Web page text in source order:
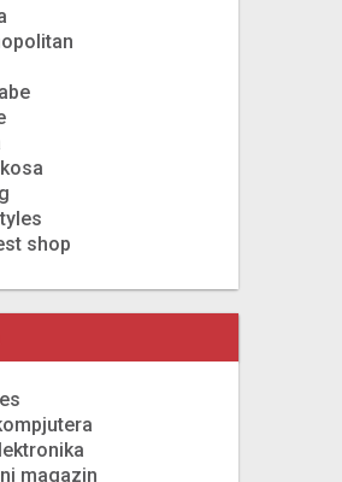
shop
magazin